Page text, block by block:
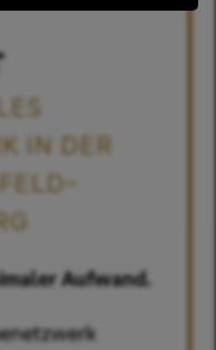
IN DER
Aufwand.